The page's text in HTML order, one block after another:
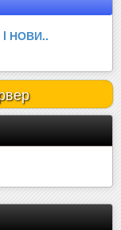
НОВИ..